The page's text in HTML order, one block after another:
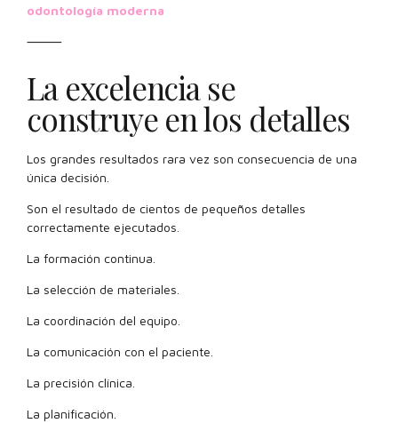
odontología moderna
⸻
La excelencia se
construye en los detalles
Los grandes resultados rara vez son consecuencia de una
única decisión.
Son el resultado de cientos de pequeños detalles
correctamente ejecutados.
La formación continua.
La selección de materiales.
La coordinación del equipo.
La comunicación con el paciente.
La precisión clínica.
La planificación.